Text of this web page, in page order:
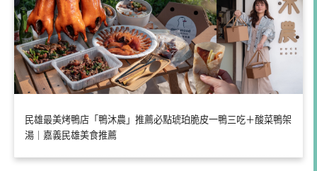
民雄最美烤鴨店「鴨沐農」推薦必點琥珀脆皮一鴨三吃＋酸菜鴨架
湯｜嘉義民雄美食推薦